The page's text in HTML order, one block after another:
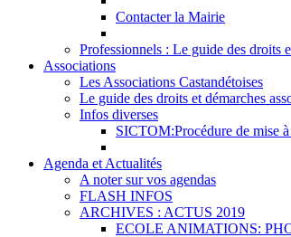
Contacter la Mairie
Professionnels : Le guide des droits
Associations
Les Associations Castandétoises
Le guide des droits et démarches
Infos diverses
SICTOM:Procédure de mise
Agenda et Actualités
A noter sur vos agendas
FLASH INFOS
ARCHIVES : ACTUS 2019
ECOLE ANIMATIONS: